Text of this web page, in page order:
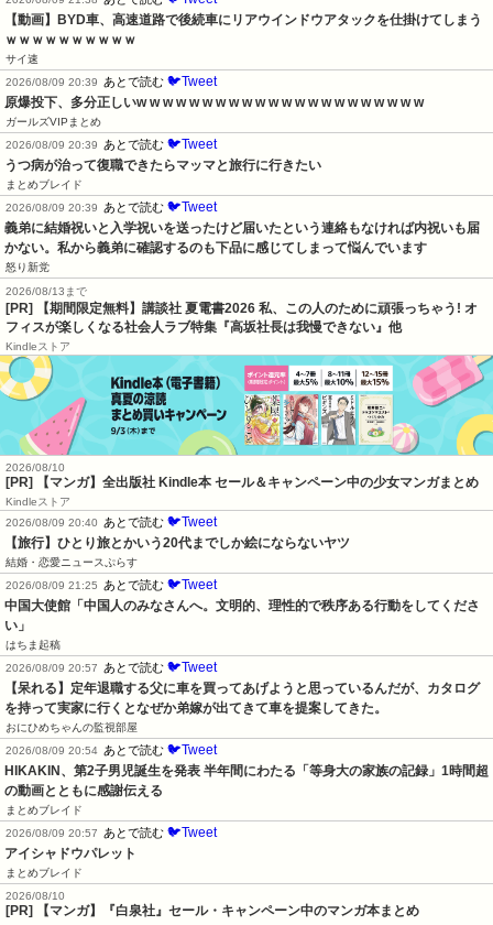
【動画】BYD車、高速道路で後続車にリアウインドウアタックを仕掛けてしまう
ｗｗｗｗｗｗｗｗｗｗ
サイ速
2026/08/09 20:39 あとで読む 🐦Tweet
原爆投下、多分正しいw w w w w w w w w w w w w w w w w w w w w w
ガールズVIPまとめ
2026/08/09 20:39 あとで読む 🐦Tweet
うつ病が治って復職できたらマッマと旅行に行きたい
まとめブレイド
2026/08/09 20:39 あとで読む 🐦Tweet
義弟に結婚祝いと入学祝いを送ったけど届いたという連絡もなければ内祝いも届
かない。私から義弟に確認するのも下品に感じてしまって悩んでいます
怒り新党
2026/08/13まで
[PR] 【期間限定無料】講談社 夏電書2026 私、この人のために頑張っちゃう! オ
フィスが楽しくなる社会人ラブ特集『高坂社長は我慢できない』他
Kindleストア
2026/08/10
[PR] 【マンガ】全出版社 Kindle本 セール＆キャンペーン中の少女マンガまとめ
Kindleストア
2026/08/09 20:40
あとで読む 🐦Tweet
【旅行】ひとり旅とかいう20代までしか絵にならないヤツ
結婚・恋愛ニュースぷらす
2026/08/09 21:25
あとで読む 🐦Tweet
中国大使館「中国人のみなさんへ。文明的、理性的で秩序ある行動をしてくださ
い」
はちま起稿
2026/08/09 20:57
あとで読む 🐦Tweet
【呆れる】定年退職する父に車を買ってあげようと思っているんだが、カタログ
を持って実家に行くとなぜか弟嫁が出てきて車を提案してきた。
おにひめちゃんの監視部屋
2026/08/09 20:54 あとで読む 🐦Tweet
HIKAKIN、第2子男児誕生を発表 半年間にわたる「等身大の家族の記録」1時間超
の動画とともに感謝伝える
まとめブレイド
2026/08/09 20:57
あとで読む 🐦Tweet
アイシャドウパレット
まとめブレイド
2026/08/10
[PR] 【マンガ】『白泉社』セール・キャンペーン中のマンガ本まとめ